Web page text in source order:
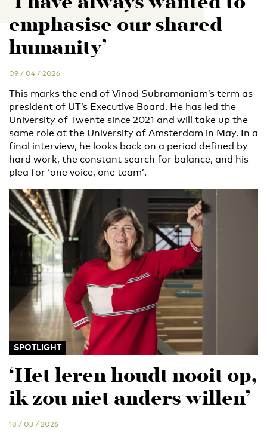
emphasise our shared
humanity’
09 / 04 / 2026
This marks the end of Vinod Subramaniam’s term as
president of UT’s Executive Board. He has led the
University of Twente since 2021 and will take up the
same role at the University of Amsterdam in May. In a
final interview, he looks back on a period defined by
hard work, the constant search for balance, and his
plea for ‘one voice, one team’.
SPOTLIGHT
‘Het leren houdt nooit op,
ik zou niet anders willen’
18 / 03 / 2026